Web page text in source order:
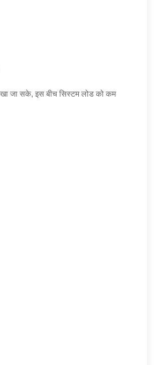
जा सके, इस बीच सिस्टम लोड को कम